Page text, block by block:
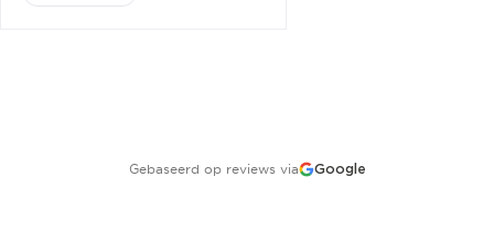
Gebaseerd op reviews via Google